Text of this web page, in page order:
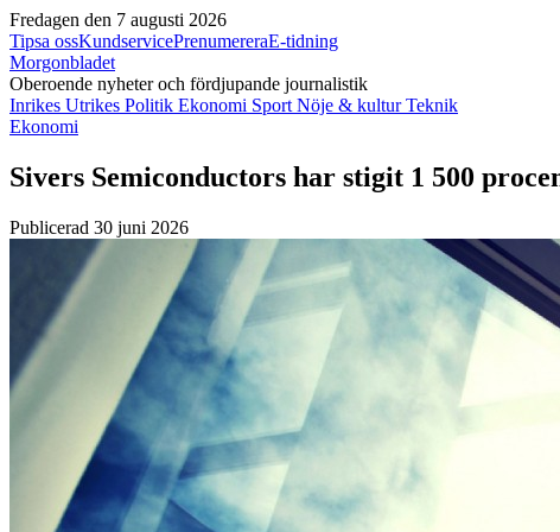
Fredagen den 7 augusti 2026
Tipsa ossKundservicePrenumereraE-tidning
Morgonbladet
Oberoende nyheter och fördjupande journalistik
Inrikes Utrikes Politik Ekonomi Sport Nöje & kulturTeknik
Ekonomi
Sivers Semiconductors har stigit 1 500
Publicerad 30 juni 2026